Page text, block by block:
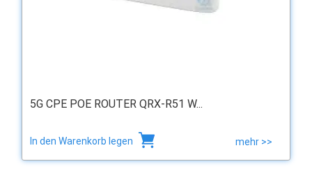
5G CPE POE ROUTER QRX-R51 W...
In den Warenkorb legen mehr >>